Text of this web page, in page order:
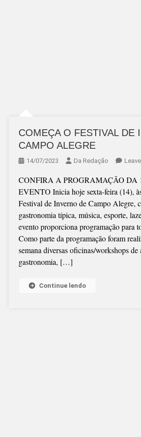
COMEÇA O FESTIVAL DE
CAMPO ALEGRE
14/07/2023 Da Redação
CONFIRA A PROGRAMAÇÃO DA
EVENTO Inicia hoje sexta-feira (14),
Festival de Inverno de Campo Alegre,
gastronomia típica, música, esporte,
evento proporciona programação para
Como parte da programação foram
semana diversas oficinas/workshops de
gastronomia, […]
Continue lendo